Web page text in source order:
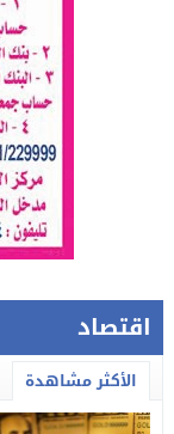
اقتصاد
الأكثر مشاهدة